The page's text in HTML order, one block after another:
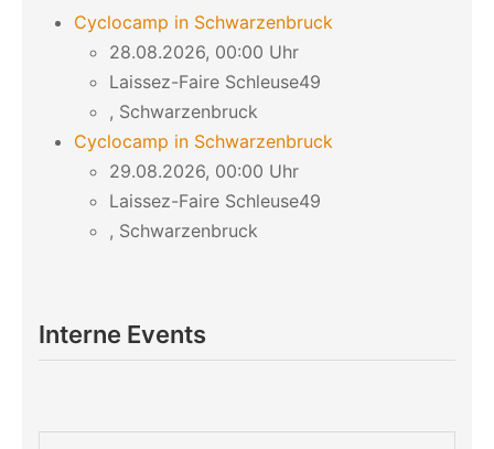
Cyclocamp in Schwarzenbruck
28.08.2026, 00:00 Uhr
Laissez-Faire Schleuse49
, Schwarzenbruck
Cyclocamp in Schwarzenbruck
29.08.2026, 00:00 Uhr
Laissez-Faire Schleuse49
, Schwarzenbruck
Interne Events